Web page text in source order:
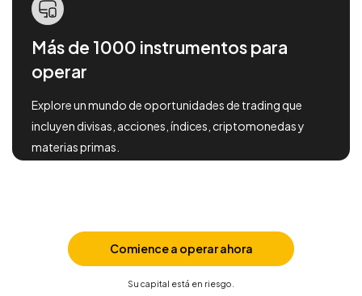
Más de 1000 instrumentos para
operar
Explore un mundo de oportunidades de trading que
incluyen divisas, acciones, índices, criptomonedas y
materias primas.
Comience a operar ahora
Su capital está en riesgo.